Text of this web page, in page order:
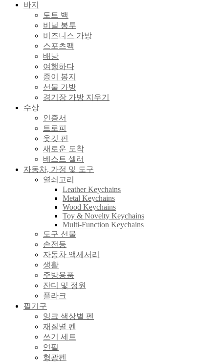
바지
토트 백
비닐 봉투
비즈니스 가방
스포츠팩
배낭
여행하다
종이 봉지
선물 가방
경기장 가방 지우기
수상
인증서
트로피
옷깃 핀
새로운 도착
베스트 셀러
자동차, 가정 및 도구
열쇠고리
Leather Keychains
Metal Keychains
Wood Keychains
Toy & Novelty Keychains
Multi-Function Keychains
도구 선물
손전등
자동차 액세서리
생활
주방용품
잔디 및 정원
플라크
필기구
잉크 색상별 펜
재질별 펜
쓰기 세트
연필
형광펜